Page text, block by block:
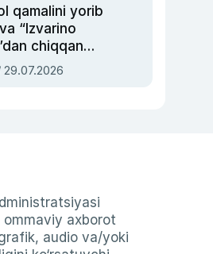
qamalini yorib
“Izvarino
chiqqan
— Ukraina
bosh
29.07.2026
axborot
audio va/yoki